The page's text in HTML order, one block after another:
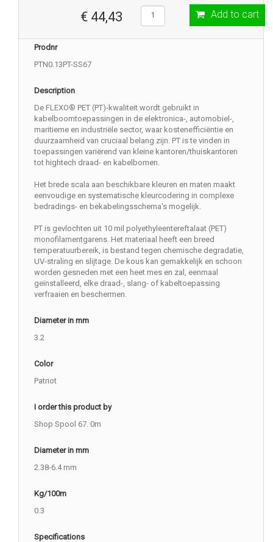
€ 44,43 Add to cart
Prodnr
PTN0.13PT-SS67
Description
De FLEXO® PET (PT)-kwaliteit wordt gebruikt in
kabelboomtoepassingen in de elektronica-, automobiel-,
maritieme en industriële sector, waar kostenefficiëntie en
duurzaamheid van cruciaal belang zijn. PT is te vinden in
toepassingen variërend van kleine kantoren/thuiskantoren
tot hightech draad- en kabelbomen.
Het brede scala aan beschikbare kleuren en maten maakt
eenvoudige en systematische kleurcodering in complexe
bedradings- en bekabelingsschema's mogelijk.
PT is gevlochten uit 10 mil polyethyleentereftalaat (PET)
monofilamentgarens. Het materiaal heeft een breed
temperatuurbereik, is bestand tegen chemische degradatie,
UV-straling en slijtage. De kous kan gemakkelijk en schoon
worden gesneden met een heet mes en zal, eenmaal
geïnstalleerd, elke draad-, slang- of kabeltoepassing
verfraaien en beschermen.
Diameter in mm
3.2
Color
Patriot
I order this product by
Shop Spool 67. 0m
Diameter in mm
2.38-6.4 mm
Kg/100m
0.3
Specifications